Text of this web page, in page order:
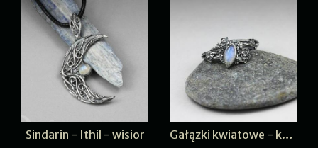
Sindarin - Ithil - wisior
Gałązki kwiatowe - kamień księżycowy I